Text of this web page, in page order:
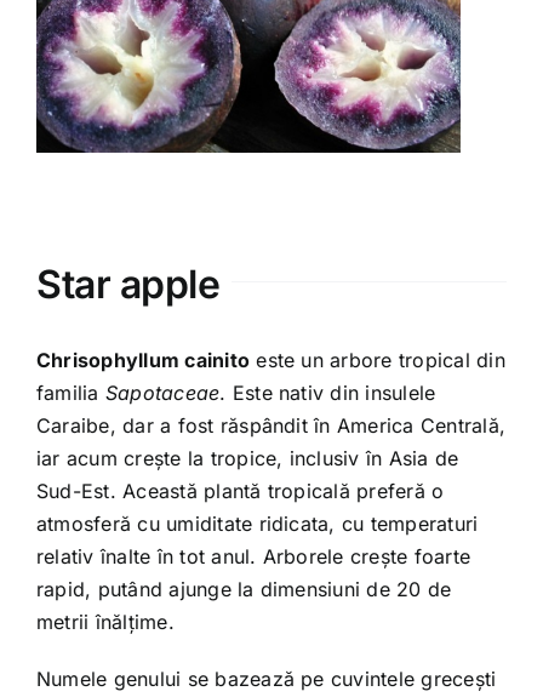
Varia
Clubul Iubim Fructele
Star apple
Chrisophyllum cainito este un arbore tropical din
familia Sapotaceae. Este nativ din insulele
Caraibe, dar a fost răspândit în America Centrală,
iar acum creşte la tropice, inclusiv în Asia de
Sud-Est. Această plantă tropicală preferă o
atmosferă cu umiditate ridicata, cu temperaturi
relativ înalte în tot anul. Arborele creşte foarte
rapid, putând ajunge la dimensiuni de 20 de
metrii înălţime.
Numele genului se bazează pe cuvintele greceşti